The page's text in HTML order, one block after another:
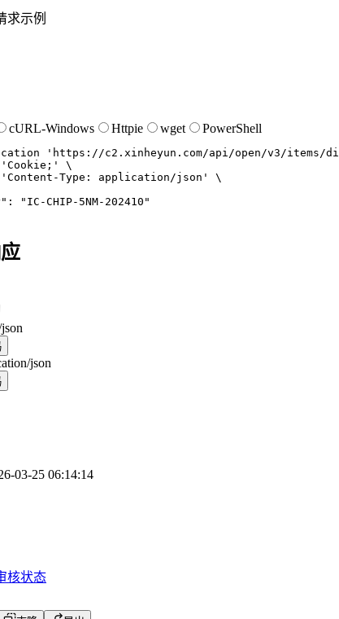
求示例
cURL-Windows Httpie wget PowerShell
'https://c2.xinheyun.com/api/open/v3/items/
'Cookie;'
'Content-Type: application/json'
"IC-CHIP-5NM-202410"
json
03-25 06:14:14
核状态